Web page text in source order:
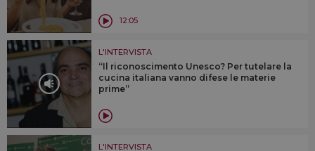
12:05
L'INTERVISTA
“Il riconoscimento Unesco? Per tutelare la
cucina italiana vanno difese le materie
prime”
L'INTERVISTA